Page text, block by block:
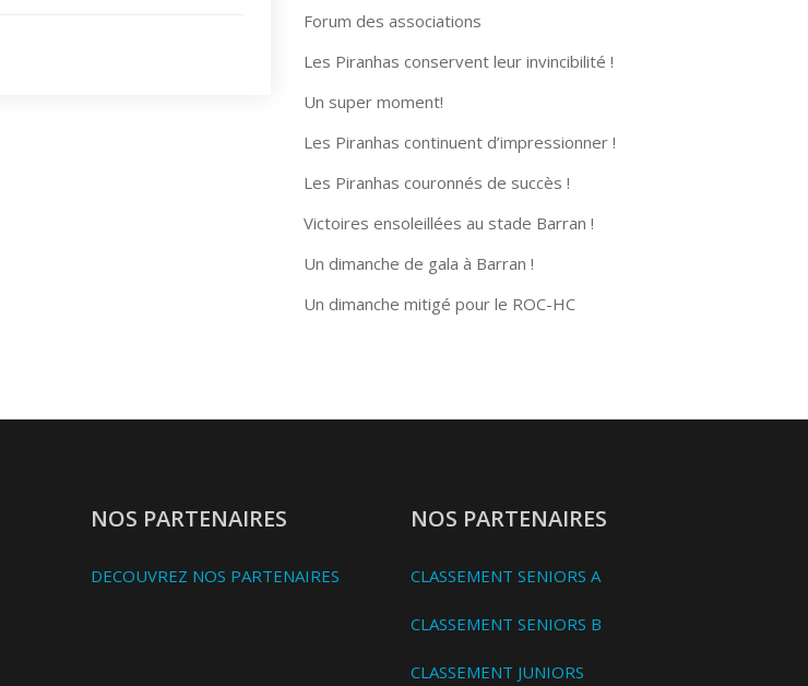
Forum des associations
Les Piranhas conservent leur invincibilité !
Un super moment!
Les Piranhas continuent d’impressionner !
Les Piranhas couronnés de succès !
Victoires ensoleillées au stade Barran !
Un dimanche de gala à Barran !
Un dimanche mitigé pour le ROC-HC
NOS PARTENAIRES
DECOUVREZ NOS PARTENAIRES
NOS PARTENAIRES
CLASSEMENT SENIORS A
CLASSEMENT SENIORS B
CLASSEMENT JUNIORS